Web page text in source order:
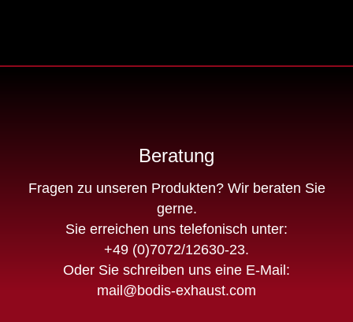
Beratung
Fragen zu unseren Produkten? Wir beraten Sie
gerne.
Sie erreichen uns telefonisch unter:
+49 (0)7072/12630-23.
Oder Sie schreiben uns eine E-Mail:
mail@bodis-exhaust.com